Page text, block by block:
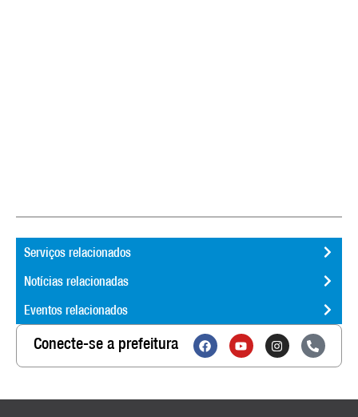
Serviços relacionados
Notícias relacionadas
Eventos relacionados
Conecte-se a prefeitura